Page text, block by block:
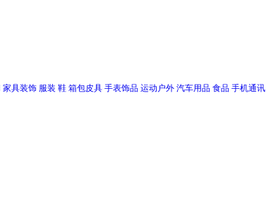
家具装饰 服装 鞋 箱包皮具 手表饰品 运动户外 汽车用品 食品 手机通讯